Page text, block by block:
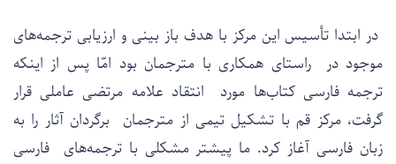
در ابتدا تأسیس این مرکز با هدف باز بینی و ارزیابی ترجمه‌های
موجود در راستای همکاری با مترجمان بود امّا پس از اینکه
ترجمه فارسی کتاب‌ها مورد انتقاد علامه مرتضی عاملی قرار
گرفت، مرکز قم با تشکیل تیمی از مترجمان برگردان آثار را به
زبان فارسی آغاز کرد. ما پیشتر مشکلی با ترجمه‌های فارسی